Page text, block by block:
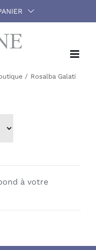
Rosalba Galati
à votre